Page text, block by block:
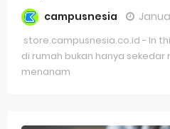
campusnesia
store.campusnesia.co.id - In
di rumah bukan hanya
menanam